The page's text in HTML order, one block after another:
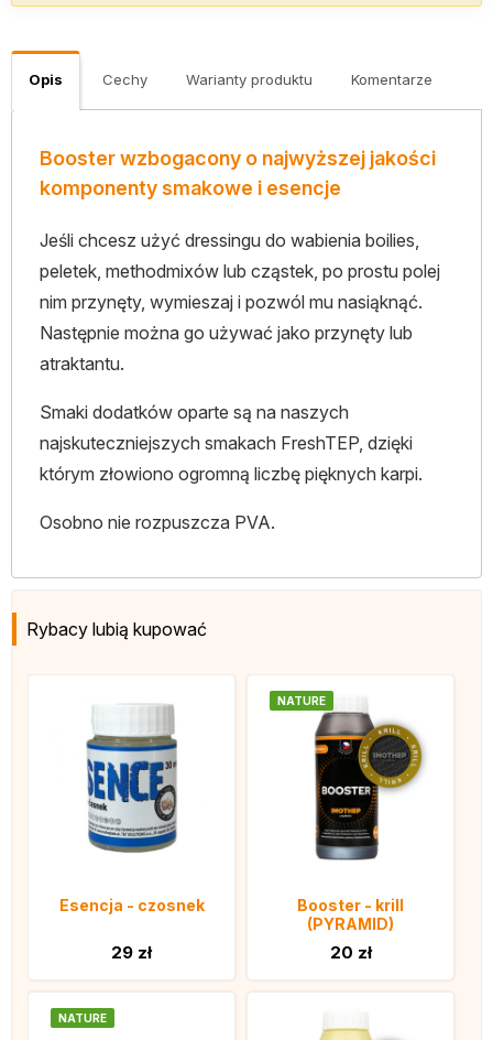
Opis Cechy Warianty produktu Komentarze
Booster wzbogacony o najwyższej jakości
komponenty smakowe i esencje
Jeśli chcesz użyć dressingu do wabienia boilies,
peletek, methodmixów lub cząstek, po prostu polej
nim przynęty, wymieszaj i pozwól mu nasiąknąć.
Następnie można go używać jako przynęty lub
atraktantu.
Smaki dodatków oparte są na naszych
najskuteczniejszych smakach FreshTEP, dzięki
którym złowiono ogromną liczbę pięknych karpi.
Osobno nie rozpuszcza PVA.
Rybacy lubią kupować
Esencja - czosnek
29 zł
NATURE
Booster - krill
(PYRAMID)
20 zł
NATURE